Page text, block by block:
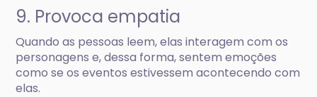
9. Provoca empatia
Quando as pessoas leem, elas interagem com os
personagens e, dessa forma, sentem emoções
como se os eventos estivessem acontecendo com
elas.